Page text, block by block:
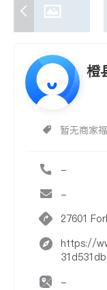
橙
暂无商家
-
-
27601
https://
-